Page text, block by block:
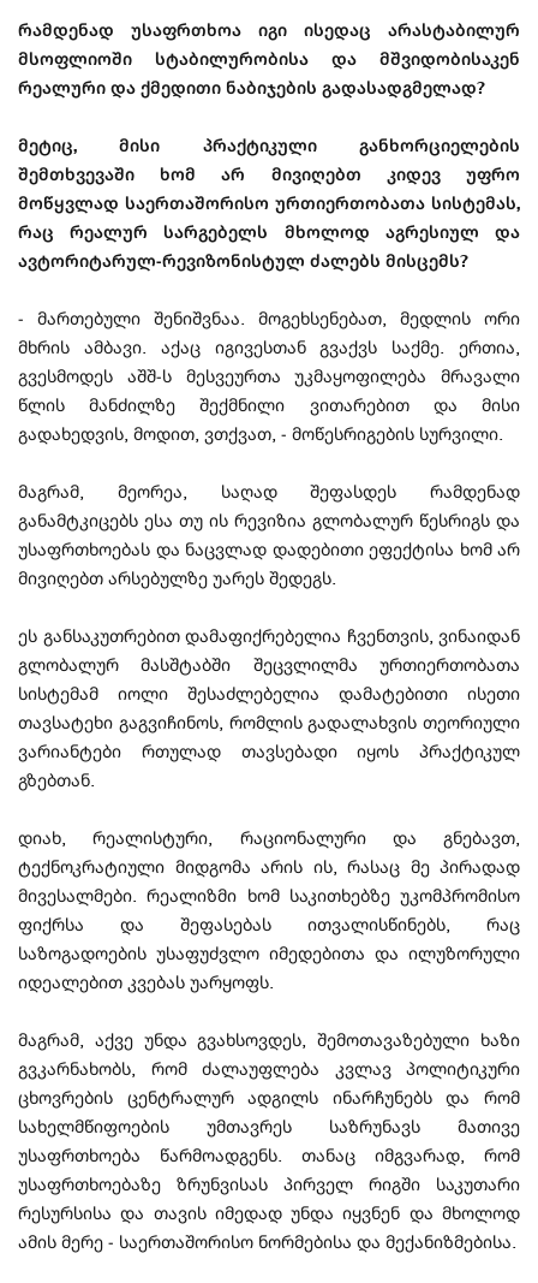
რამდენად უსაფრთხოა იგი ისედაც არასტაბილურ
მსოფლიოში სტაბილურობისა და მშვიდობისაკენ
რეალური და ქმედითი ნაბიჯების გადასადგმელად?
მეტიც, მისი პრაქტიკული განხორციელების
შემთხვევაში ხომ არ მივიღებთ კიდევ უფრო
მოწყვლად საერთაშორისო ურთიერთობათა სისტემას,
რაც რეალურ სარგებელს მხოლოდ აგრესიულ და
ავტორიტარულ-რევიზონისტულ ძალებს მისცემს?
- მართებული შენიშვნაა. მოგეხსენებათ, მედლის ორი
მხრის ამბავი. აქაც იგივესთან გვაქვს საქმე. ერთია,
გვესმოდეს აშშ-ს მესვეურთა უკმაყოფილება მრავალი
წლის მანძილზე შექმნილი ვითარებით და მისი
გადახედვის, მოდით, ვთქვათ, - მოწესრიგების სურვილი.
მაგრამ, მეორეა, საღად შეფასდეს რამდენად
განამტკიცებს ესა თუ ის რევიზია გლობალურ წესრიგს და
უსაფრთხოებას და ნაცვლად დადებითი ეფექტისა ხომ არ
მივიღებთ არსებულზე უარეს შედეგს.
ეს განსაკუთრებით დამაფიქრებელია ჩვენთვის, ვინაიდან
გლობალურ მასშტაბში შეცვლილმა ურთიერთობათა
სისტემამ იოლი შესაძლებელია დამატებითი ისეთი
თავსატეხი გაგვიჩინოს, რომლის გადალახვის თეორიული
ვარიანტები რთულად თავსებადი იყოს პრაქტიკულ
გზებთან.
დიახ, რეალისტური, რაციონალური და გნებავთ,
ტექნოკრატიული მიდგომა არის ის, რასაც მე პირადად
მივესალმები. რეალიზმი ხომ საკითხებზე უკომპრომისო
ფიქრსა და შეფასებას ითვალისწინებს, რაც
საზოგადოების უსაფუძვლო იმედებითა და ილუზორული
იდეალებით კვებას უარყოფს.
მაგრამ, აქვე უნდა გვახსოვდეს, შემოთავაზებული ხაზი
გვკარნახობს, რომ ძალაუფლება კვლავ პოლიტიკური
ცხოვრების ცენტრალურ ადგილს ინარჩუნებს და რომ
სახელმწიფოების უმთავრეს საზრუნავს მათივე
უსაფრთხოება წარმოადგენს. თანაც იმგვარად, რომ
უსაფრთხოებაზე ზრუნვისას პირველ რიგში საკუთარი
რესურსისა და თავის იმედად უნდა იყვნენ და მხოლოდ
ამის მერე - საერთაშორისო ნორმებისა და მექანიზმებისა.